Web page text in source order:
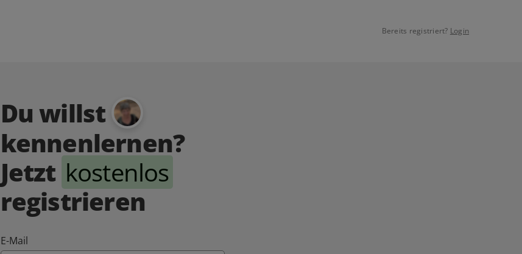
Bereits registriert? Login
Du willst
kennenlernen?
Jetzt kostenlos
registrieren
E-Mail